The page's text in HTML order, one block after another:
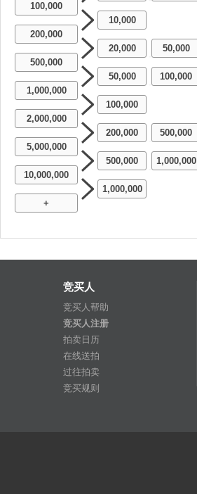
100,000
10,000
200,000
20,000
50,000
500,000
50,000
100,000
1,000,000
100,000
2,000,000
200,000
500,000
5,000,000
500,000
1,000,000
10,000,000
1,000,000
+
竞买人
竞买人帮助
竞买人注册
拍卖日历
在线送拍
过往拍卖
竞买规则